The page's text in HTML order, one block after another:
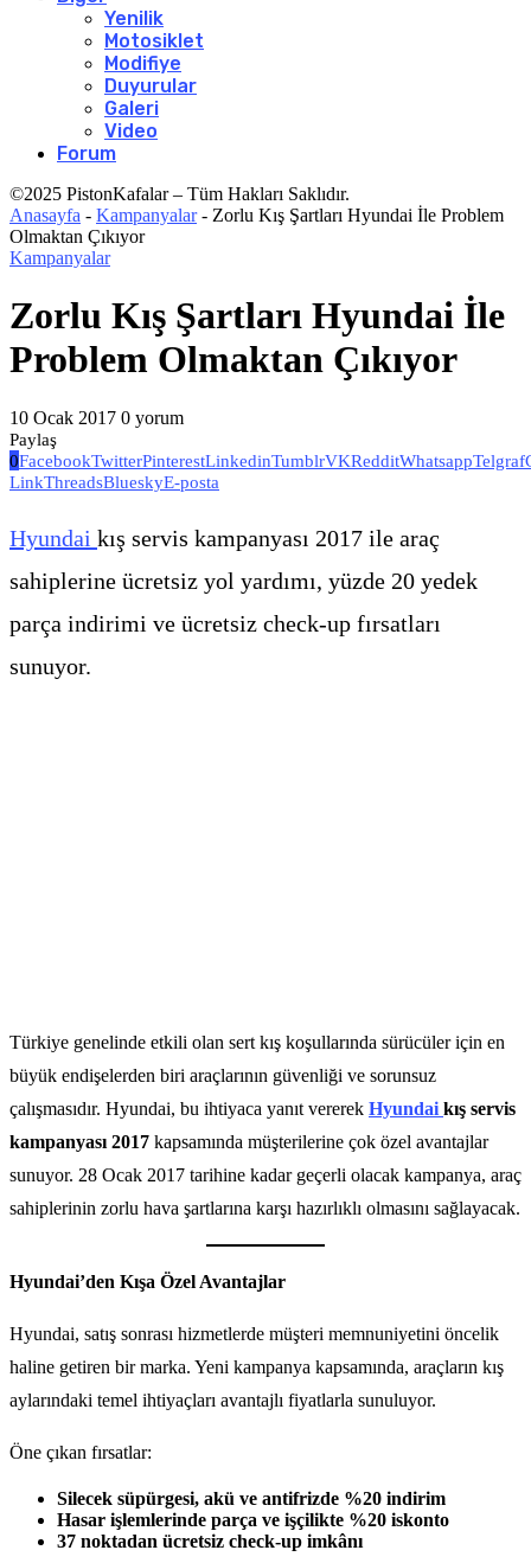
Yenilik
Motosiklet
Modifiye
Duyurular
Galeri
Video
Forum
©2025 PistonKafalar – Tüm Hakları Saklıdır.
Anasayfa - Kampanyalar- Zorlu Kış Şartları Hyundai İle Problem
Olmaktan Çıkıyor
Kampanyalar
Zorlu Kış Şartları Hyundai İle
Problem Olmaktan Çıkıyor
10 Ocak 2017 0 yorum
Paylaş
0FacebookTwitterPinterestLinkedinTumblrVKRedditWhatsappTelgraf
LinkThreadsBlueskyE-posta
Hyundai kış servis kampanyası 2017 ile araç
sahiplerine ücretsiz yol yardımı, yüzde 20 yedek
parça indirimi ve ücretsiz check-up fırsatları
sunuyor.
Türkiye genelinde etkili olan sert kış koşullarında sürücüler için en
büyük endişelerden biri araçlarının güvenliği ve sorunsuz
çalışmasıdır. Hyundai, bu ihtiyaca yanıt vererek Hyundai kış servis
kampanyası 2017 kapsamında müşterilerine çok özel avantajlar
sunuyor. 28 Ocak 2017 tarihine kadar geçerli olacak kampanya, araç
sahiplerinin zorlu hava şartlarına karşı hazırlıklı olmasını sağlayacak.
Hyundai’den Kışa Özel Avantajlar
Hyundai, satış sonrası hizmetlerde müşteri memnuniyetini öncelik
haline getiren bir marka. Yeni kampanya kapsamında, araçların kış
aylarındaki temel ihtiyaçları avantajlı fiyatlarla sunuluyor.
Öne çıkan fırsatlar:
Silecek süpürgesi, akü ve antifrizde %20 indirim
Hasar işlemlerinde parça ve işçilikte %20 iskonto
37 noktadan ücretsiz check-up imkânı